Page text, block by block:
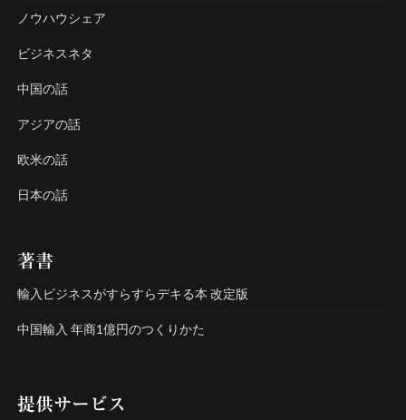
ノウハウシェア
ビジネスネタ
中国の話
アジアの話
欧米の話
日本の話
著書
輸入ビジネスがすらすらデキる本 改定版
中国輸入 年商1億円のつくりかた
提供サービス